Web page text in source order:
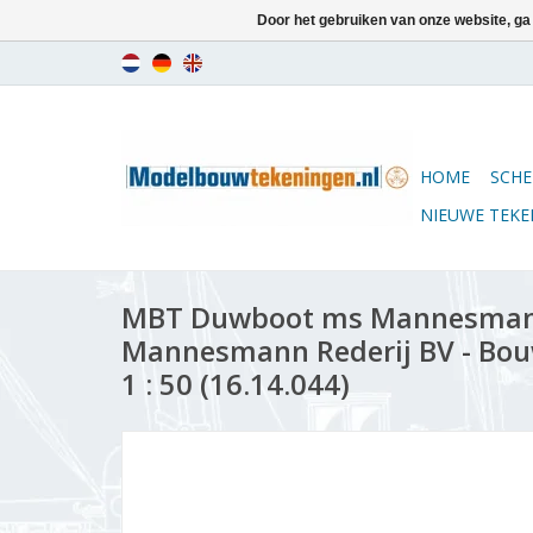
HOME
NIEUWE
MBT Duwboot ms
Mannesmann Rederij BV -
1 : 50 (16.14.044)
Door het gebruiken van onze website,